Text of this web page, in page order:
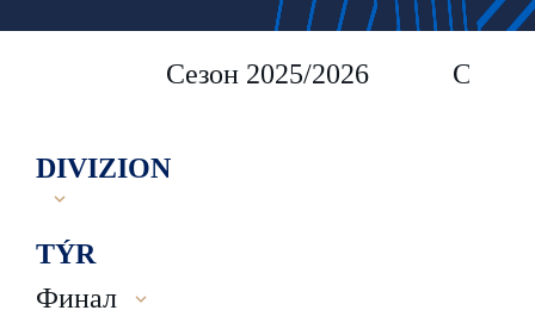
Сезон 2025/2026 Сезон
DIVIZION
TÝR
Финал